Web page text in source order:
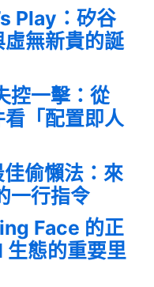
Play：矽谷
虛無新貴的誕
控一擊：從
「配置即人
偷懶法：來
一行指令
Face 的正
態的重要里